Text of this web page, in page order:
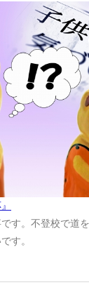
す。不登校で道
す。